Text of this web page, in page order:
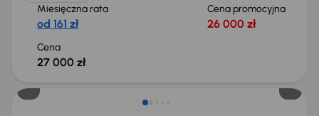
Miesięczna rata
od 161 zł
Cena promocyjna
26 000 zł
Cena
27 000 zł